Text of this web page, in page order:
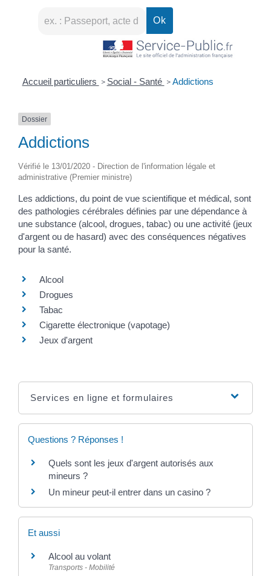
Accueil particuliers > Social - Santé > Addictions
Dossier
Addictions
Vérifié le 13/01/2020 - Direction de l'information légale et
administrative (Premier ministre)
Les addictions, du point de vue scientifique et médical, sont
des pathologies cérébrales définies par une dépendance à
une substance (alcool, drogues, tabac) ou une activité (jeux
d'argent ou de hasard) avec des conséquences négatives
pour la santé.
Alcool
Drogues
Tabac
Cigarette électronique (vapotage)
Jeux d'argent
Services en ligne et formulaires
Questions ? Réponses !
Quels sont les jeux d'argent autorisés aux
mineurs ?
Un mineur peut-il entrer dans un casino ?
Et aussi
Alcool au volant
Transports - Mobilité